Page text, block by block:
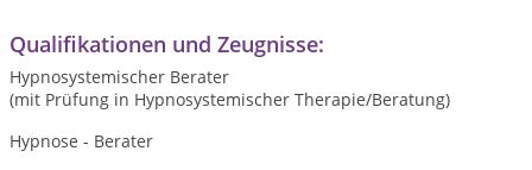
Qualifikationen und Zeugnisse:
Hypnosystemischer Berater
(mit Prüfung in Hypnosystemischer Therapie/Beratung)
Hypnose - Berater